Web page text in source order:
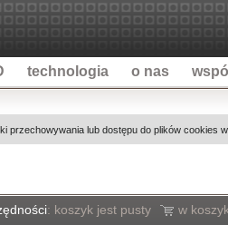
technologia o nas
przechowywania lub dostępu do plików cookies
w
: koszyk jest pusty